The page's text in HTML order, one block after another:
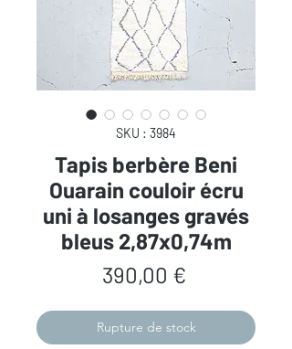
SKU : 3984
Tapis berbère Beni
Ouarain couloir écru
uni à losanges gravés
bleus 2,87x0,74m
390,00 €Prix
Rupture de stock